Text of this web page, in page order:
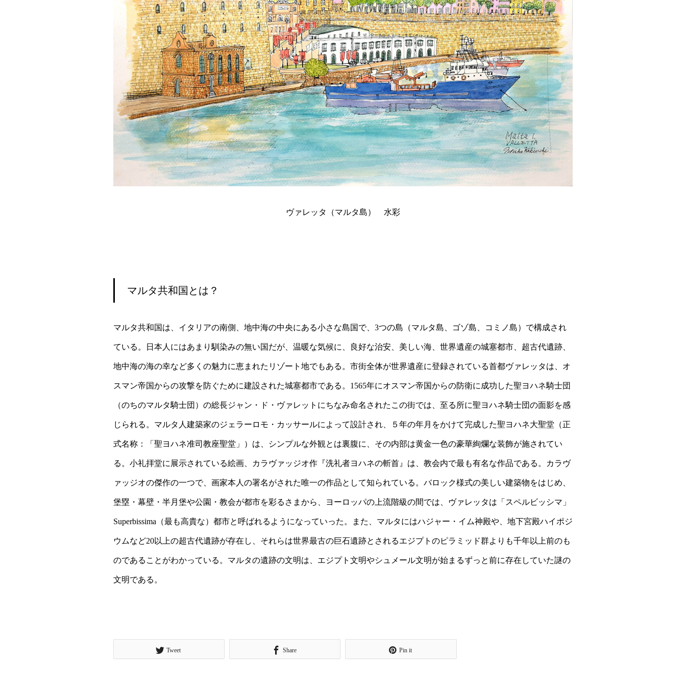
ヴァレッタ（マルタ島） 水彩
マルタ共和国とは？
マルタ共和国は、イタリアの南側、地中海の中央にある小さな島国で、3つの島（マルタ島、ゴゾ島、コミノ島）で構成され
ている。日本人にはあまり馴染みの無い国だが、温暖な気候に、良好な治安、美しい海、世界遺産の城塞都市、超古代遺跡、
地中海の海の幸など多くの魅力に恵まれたリゾート地でもある。市街全体が世界遺産に登録されている首都ヴァレッタは、オ
スマン帝国からの攻撃を防ぐために建設された城塞都市である。1565年にオスマン帝国からの防衛に成功した聖ヨハネ騎士団
（のちのマルタ騎士団）の総長ジャン・ド・ヴァレットにちなみ命名されたこの街では、至る所に聖ヨハネ騎士団の面影を感
じられる。マルタ人建築家のジェラーロモ・カッサールによって設計され、５年の年月をかけて完成した聖ヨハネ大聖堂（正
式名称：「聖ヨハネ准司教座聖堂」）は、シンプルな外観とは裏腹に、その内部は黄金一色の豪華絢爛な装飾が施されてい
る。小礼拝堂に展示されている絵画、カラヴァッジオ作『洗礼者ヨハネの斬首』は、教会内で最も有名な作品である。カラヴ
ァッジオの傑作の一つで、画家本人の署名がされた唯一の作品として知られている。バロック様式の美しい建築物をはじめ、
堡塁・幕壁・半月堡や公園・教会が都市を彩るさまから、ヨーロッパの上流階級の間では、ヴァレッタは「スペルビッシマ」
Superbissima（最も高貴な）都市と呼ばれるようになっていった。また、マルタにはハジャー・イム神殿や、地下宮殿ハイポジ
ウムなど20以上の超古代遺跡が存在し、それらは世界最古の巨石遺跡とされるエジプトのピラミッド群よりも千年以上前のも
のであることがわかっている。マルタの遺跡の文明は、エジプト文明やシュメール文明が始まるずっと前に存在していた謎の
文明である。
Tweet Share Pin it